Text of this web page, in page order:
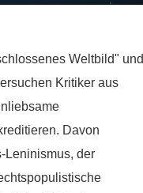
Weltbild" und
Kritiker aus
Davon
Leninismus, der